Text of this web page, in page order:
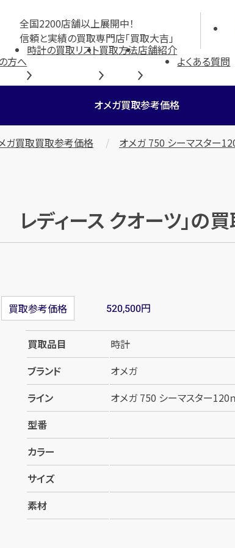
全国2200店舗以上展開中！
信頼と実績の買取専門店「買取大吉」
方へ
時計の買取リスト買取方法店舗紹介
よくある質問
オメガ買取参考価格
ガ買取買取参考価格 オメガ 750 シーマスター
ディース クオーツ」の
買取参考価格 520,500円
買取品目
時計
ブランド
オメガ
ライン
オメガ 750 シーマスター
型番
カラー
サイズ
素材